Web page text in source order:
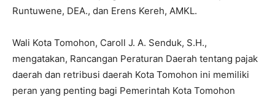
Runtuwene, DEA., dan Erens Kereh, AMKL.
Wali Kota Tomohon, Caroll J. A. Senduk, S.H.,
mengatakan, Rancangan Peraturan Daerah tentang pajak
daerah dan retribusi daerah Kota Tomohon ini memiliki
peran yang penting bagi Pemerintah Kota Tomohon